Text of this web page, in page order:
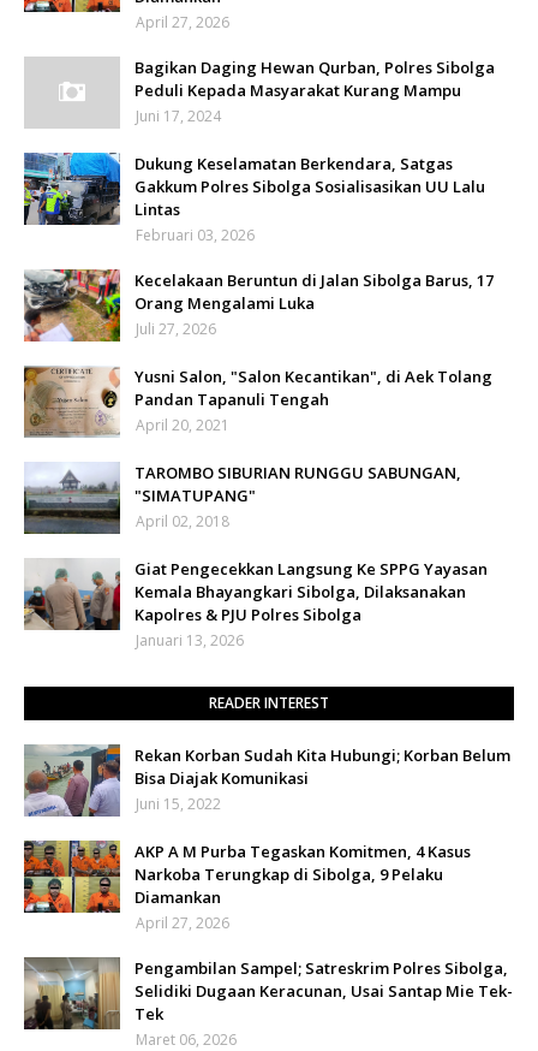
April 27, 2026
Bagikan Daging Hewan Qurban, Polres Sibolga
Peduli Kepada Masyarakat Kurang Mampu
Juni 17, 2024
Dukung Keselamatan Berkendara, Satgas
Gakkum Polres Sibolga Sosialisasikan UU Lalu
Lintas
Februari 03, 2026
Kecelakaan Beruntun di Jalan Sibolga Barus, 17
Orang Mengalami Luka
Juli 27, 2026
Yusni Salon, "Salon Kecantikan", di Aek Tolang
Pandan Tapanuli Tengah
April 20, 2021
TAROMBO SIBURIAN RUNGGU SABUNGAN,
"SIMATUPANG"
April 02, 2018
Giat Pengecekkan Langsung Ke SPPG Yayasan
Kemala Bhayangkari Sibolga, Dilaksanakan
Kapolres & PJU Polres Sibolga
Januari 13, 2026
READER INTEREST
Rekan Korban Sudah Kita Hubungi; Korban Belum
Bisa Diajak Komunikasi
Juni 15, 2022
AKP A M Purba Tegaskan Komitmen, 4 Kasus
Narkoba Terungkap di Sibolga, 9 Pelaku
Diamankan
April 27, 2026
Pengambilan Sampel; Satreskrim Polres Sibolga,
Selidiki Dugaan Keracunan, Usai Santap Mie Tek-
Tek
Maret 06, 2026